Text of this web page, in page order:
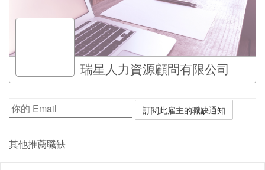
瑞星人力資源顧問有限公司
其他推薦職缺